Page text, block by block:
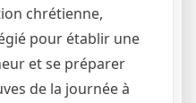
chrétienne,
pour établir une
et se préparer
de la journée à